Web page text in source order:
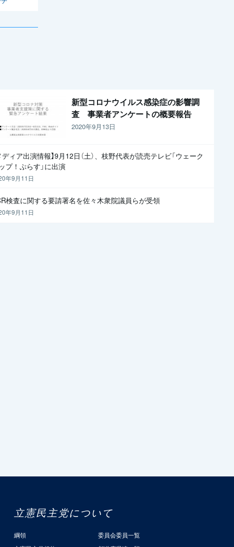
新型コロナウイルス感染症の影響調
査 事業者アンケートの概要報告
2020年9月13日
ディア出演情報】9月12日（土）、枝野代表が読売テレビ「ウェーク
プ！ぷらす」に出演
年9月11日
検査に関する要請署名を佐々木衆院議員らが受領
年9月11日
立憲民主党について
綱領
委員会委員一覧